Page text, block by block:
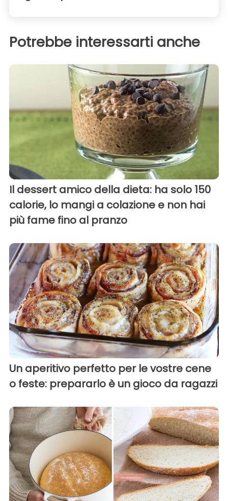
Potrebbe interessarti anche
Il dessert amico della dieta: ha solo 150
calorie, lo mangi a colazione e non hai
più fame fino al pranzo
Un aperitivo perfetto per le vostre cene
o feste: prepararlo è un gioco da ragazzi